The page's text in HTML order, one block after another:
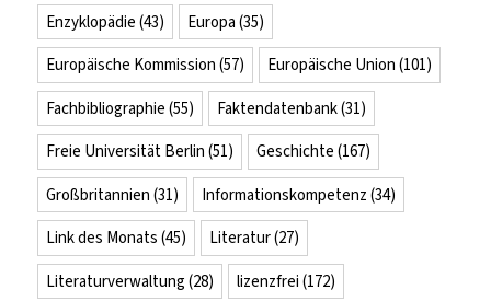
Enzyklopädie (43) Europa (35)
Europäische Kommission (57) Europäische Union (101)
Fachbibliographie (55) Faktendatenbank(31)
Freie Universität Berlin (51) Geschichte (167)
Großbritannien (31) Informationskompetenz (34)
Link des Monats (45) Literatur(27)
Literaturverwaltung (28) lizenzfrei (172)